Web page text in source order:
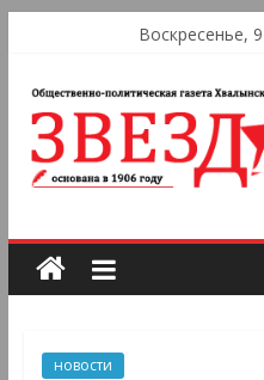
Воскресенье,
новости